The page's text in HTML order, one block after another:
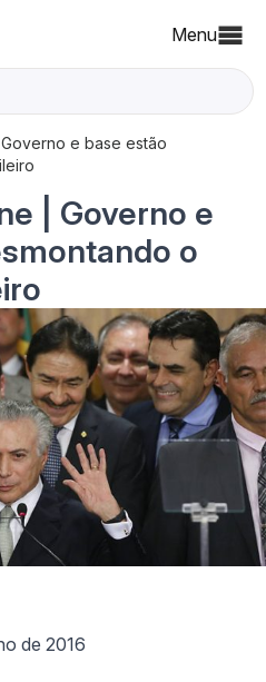
Menu
e base estão
| Governo e
o
de 2016